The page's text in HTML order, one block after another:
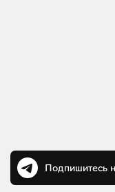
Подпишитесь